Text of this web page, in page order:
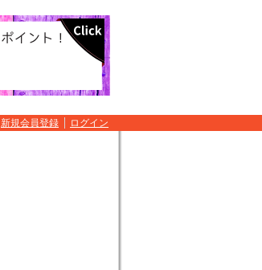
新規会員登録 ログイン